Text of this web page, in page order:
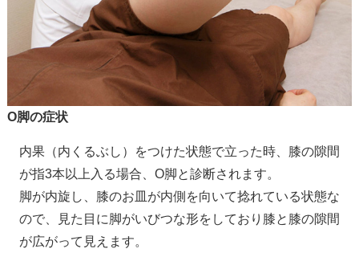
O脚の症状
内果（内くるぶし）をつけた状態で立った時、膝の隙間
が指3本以上入る場合、O脚と診断されます。
脚が内旋し、膝のお皿が内側を向いて捻れている状態な
ので、見た目に脚がいびつな形をしており膝と膝の隙間
が広がって見えます。